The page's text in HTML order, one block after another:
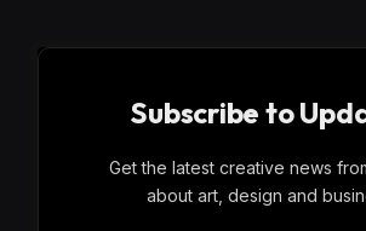
Subscribe to
Get the latest creative news
about art, design and